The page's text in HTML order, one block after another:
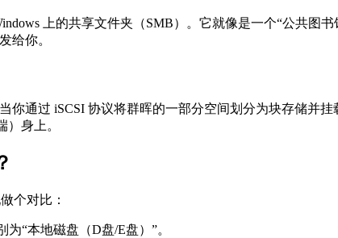
上的共享文件夹（SMB）。它就像是一个“公共图
给你。
你通过 iSCSI 协议将群晖的一部分空间划分为块存储并
身上。
个对比：
“本地磁盘（D盘/E盘）”。